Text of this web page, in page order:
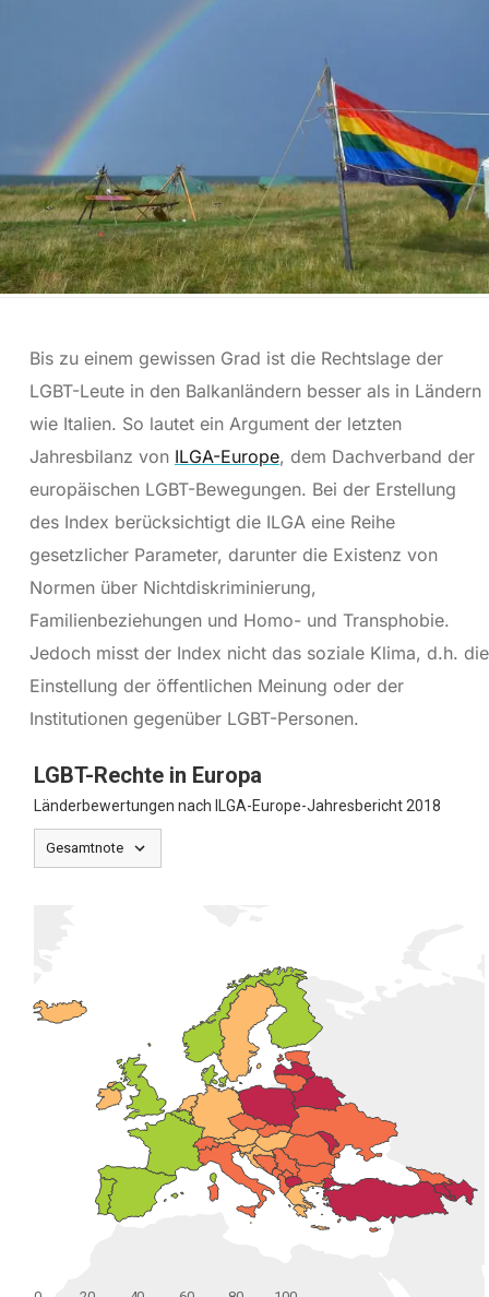
Bis zu einem gewissen Grad ist die Rechtslage der
LGBT-Leute in den Balkanländern besser als in Ländern
wie Italien. So lautet ein Argument der letzten
Jahresbilanz von ILGA-Europe, dem Dachverband der
europäischen LGBT-Bewegungen. Bei der Erstellung
des Index berücksichtigt die ILGA eine Reihe
gesetzlicher Parameter, darunter die Existenz von
Normen über Nichtdiskriminierung,
Familienbeziehungen und Homo- und Transphobie.
Jedoch misst der Index nicht das soziale Klima, d.h. die
Einstellung der öffentlichen Meinung oder der
Institutionen gegenüber LGBT-Personen.